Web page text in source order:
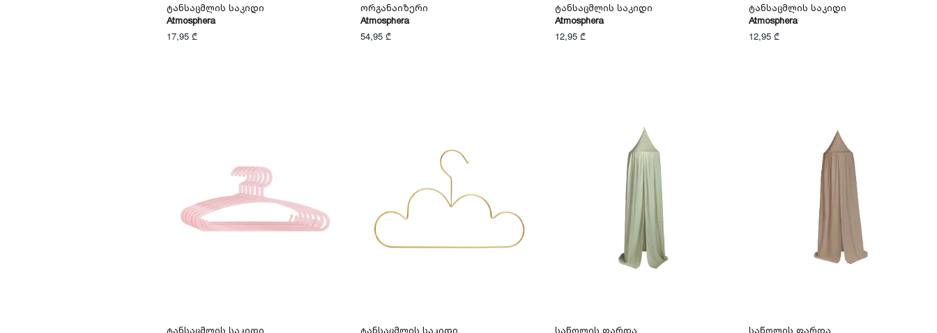
Ტანსაცმლის Საკიდი
Atmosphera
17,95 ₾
Ორგანაიზერი
Atmosphera
54,95 ₾
Ტანსაცმლის Საკიდი
Atmosphera
12,95 ₾
Ტანსაცმლის Საკიდი
Atmosphera
12,95 ₾